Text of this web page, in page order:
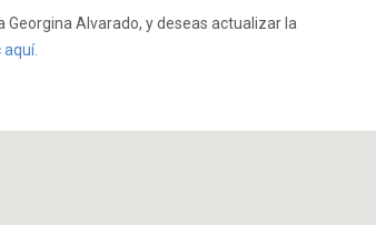
Georgina Alvarado, y deseas actualizar la
aquí.